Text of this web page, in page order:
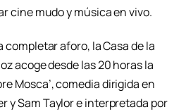
cine mudo y música en vivo.
aforo, la Casa de la
acoge desde las 20 horas la
Mosca’, comedia dirigida en
y Sam Taylor e interpretada por